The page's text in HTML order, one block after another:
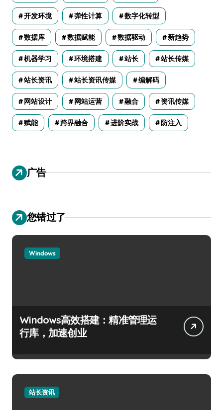
开发环境 弹性计算 数字化转型
数据库 数据赋能 数据驱动 新趋势
机器学习 环境搭建 站长 站长传媒
站长资讯 站长资讯传媒 编解码
网站设计 网站运营 融合 资讯传媒
赋能 跨界融合 进阶实战 防注入
广告
您错过了
Windows
Windows高效搭建：精准管理运
行库，加速创业
站长资讯